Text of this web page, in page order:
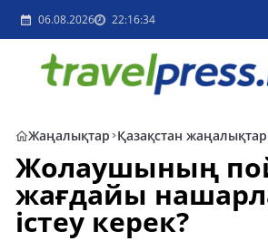
06.08.2026 22:16:34
Жаңалықтар Қазақстан
Жолаушының
жағдайы
істеу керек?